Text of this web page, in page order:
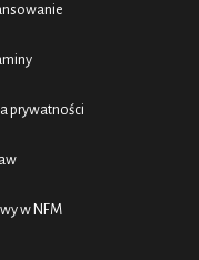
prywatności
w NFM